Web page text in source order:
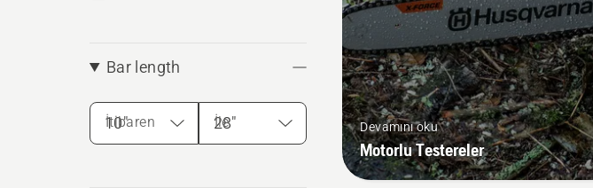
Bar length
İtibaren İle Devamını oku
Motorlu Testereler